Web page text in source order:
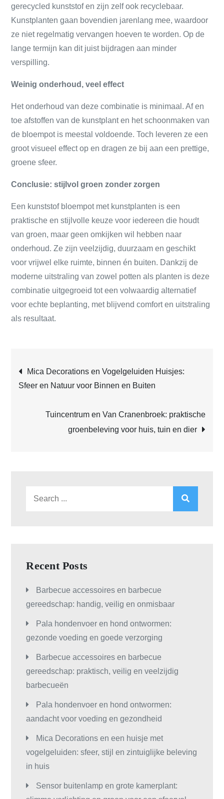
gerecycled kunststof en zijn zelf ook recyclebaar.
Kunstplanten gaan bovendien jarenlang mee, waardoor
ze niet regelmatig vervangen hoeven te worden. Op de
lange termijn kan dit juist bijdragen aan minder
verspilling.
Weinig onderhoud, veel effect
Het onderhoud van deze combinatie is minimaal. Af en
toe afstoffen van de kunstplant en het schoonmaken van
de bloempot is meestal voldoende. Toch leveren ze een
groot visueel effect op en dragen ze bij aan een prettige,
groene sfeer.
Conclusie: stijlvol groen zonder zorgen
Een kunststof bloempot met kunstplanten is een
praktische en stijlvolle keuze voor iedereen die houdt
van groen, maar geen omkijken wil hebben naar
onderhoud. Ze zijn veelzijdig, duurzaam en geschikt
voor vrijwel elke ruimte, binnen én buiten. Dankzij de
moderne uitstraling van zowel potten als planten is deze
combinatie uitgegroeid tot een volwaardig alternatief
voor echte beplanting, met blijvend comfort en uitstraling
als resultaat.
Post
navigation
Mica Decorations en Vogelgeluiden Huisjes:
Sfeer en Natuur voor Binnen en Buiten
Tuincentrum en Van Cranenbroek: praktische
groenbeleving voor huis, tuin en dier
Recent Posts
Barbecue accessoires en barbecue
gereedschap: handig, veilig en onmisbaar
Pala hondenvoer en hond ontwormen:
gezonde voeding en goede verzorging
Barbecue accessoires en barbecue
gereedschap: praktisch, veilig en veelzijdig
barbecueën
Pala hondenvoer en hond ontwormen:
aandacht voor voeding en gezondheid
Mica Decorations en een huisje met
vogelgeluiden: sfeer, stijl en zintuiglijke beleving
in huis
Sensor buitenlamp en grote kamerplant: